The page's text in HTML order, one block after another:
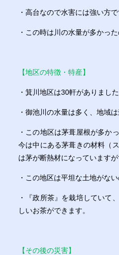
・高台なので水害には強い方
・この時は川の水量が多かっ
【地区の特徴・特産】
・箕川地区は30軒がありまし
・御池川の水量は多く、地域
・この地区は茅葺屋根が多か
今は中にある茅葺きの材料（
は茅が断熱材になっています
・この地区は平坦な土地がな
・『政所茶』を栽培していて
しいお茶ができます。
【その後の災害】